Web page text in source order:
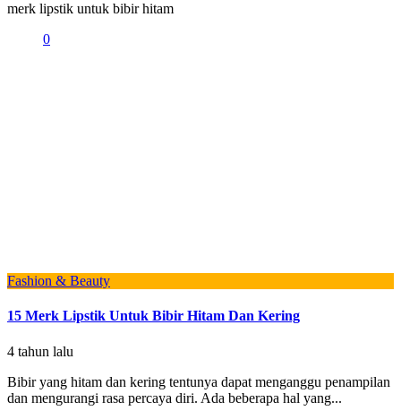
merk lipstik untuk bibir hitam
0
Fashion & Beauty
15 Merk Lipstik Untuk Bibir Hitam Dan Kering
4 tahun lalu
Bibir yang hitam dan kering tentunya dapat menganggu penampilan
dan mengurangi rasa percaya diri. Ada beberapa hal yang...